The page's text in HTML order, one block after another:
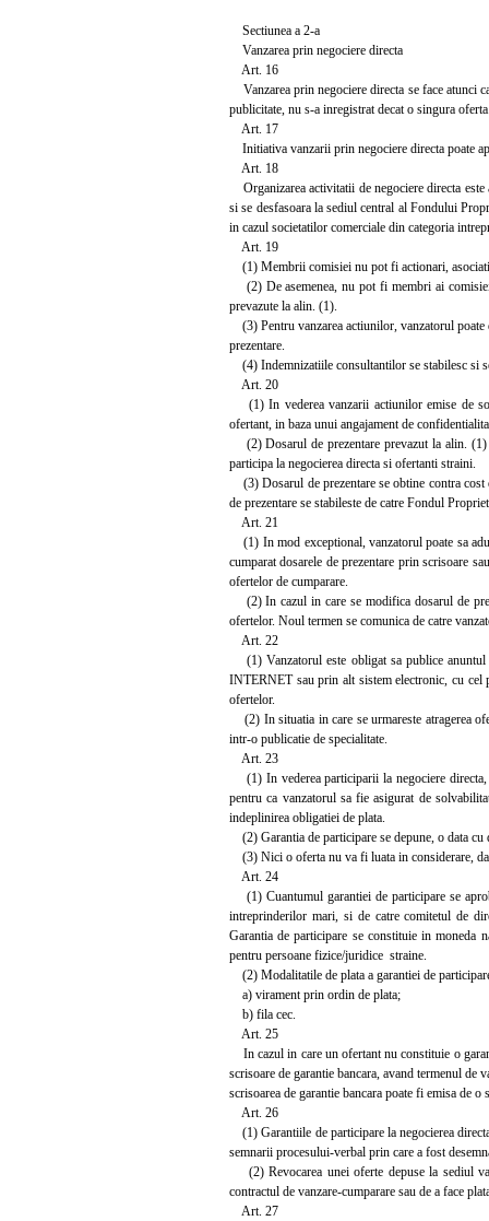
Sectiunea a 2-a
Vanzarea prin negociere directa
Art. 16
Vanzarea prin negociere directa se face atunci
publicitate, nu s-a inregistrat decat o singura
Art. 17
Initiativa vanzarii prin negociere directa poate
Art. 18
Organizarea activitatii de negociere directa
si se desfasoara la sediul central al Fondului
in cazul societatilor comerciale din categoria
Art. 19
(1) Membrii comisiei nu pot fi actionari,
(2) De asemenea, nu pot fi membri ai
prevazute la alin. (1).
(3) Pentru vanzarea actiunilor, vanzatorul poate
prezentare.
(4) Indemnizatiile consultantilor se stabilesc si
Art. 20
(1) In vederea vanzarii actiunilor emise de
ofertant, in baza unui angajament de
(2) Dosarul de prezentare prevazut la alin. (1)
participa la negocierea directa si ofertanti straini.
(3) Dosarul de prezentare se obtine contra cost
de prezentare se stabileste de catre Fondul
Art. 21
(1) In mod exceptional, vanzatorul poate sa
cumparat dosarele de prezentare prin scrisoare
ofertelor de cumparare.
(2) In cazul in care se modifica dosarul de
ofertelor. Noul termen se comunica de catre
Art. 22
(1) Vanzatorul este obligat sa publice anuntul
INTERNET sau prin alt sistem electronic, cu cel
ofertelor.
(2) In situatia in care se urmareste atragerea
intr-o publicatie de specialitate.
Art. 23
(1) In vederea participarii la negociere directa,
pentru ca vanzatorul sa fie asigurat de
indeplinirea obligatiei de plata.
(2) Garantia de participare se depune, o data cu
(3) Nici o oferta nu va fi luata in considerare,
Art. 24
(1) Cuantumul garantiei de participare se
intreprinderilor mari, si de catre comitetul de
Garantia de participare se constituie in
pentru persoane fizice/juridice straine.
(2) Modalitatile de plata a garantiei de
a) virament prin ordin de plata;
b) fila cec.
Art. 25
In cazul in care un ofertant nu constituie o
scrisoare de garantie bancara, avand termenul
scrisoarea de garantie bancara poate fi emisa de o
Art. 26
(1) Garantiile de participare la negocierea
semnarii procesului-verbal prin care a fost
(2) Revocarea unei oferte depuse la sediul
contractul de vanzare-cumparare sau de a face
Art. 27